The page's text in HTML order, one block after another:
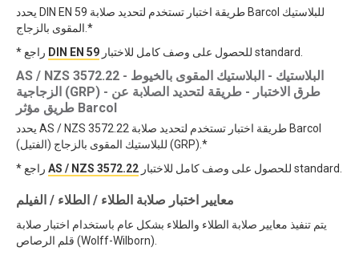
يحدد DIN EN 59 طريقة اختبار تستخدم لتحديد صلابة Barcol للبلاستيك
المقوى بالزجاج.*
DIN EN 59 للحصول على وصف كامل للاختبار standard.
AS / NZS 3572.22 - البلاستيك - البلاستيك المقوى بالخيوط
الزجاجية (GRP) - طرق الاختبار - طريقة لتحديد الصلابة عن
طريق مؤثر Barcol
يحدد AS / NZS 3572.22 طريقة اختبار تستخدم لتحديد صلابة Barcol
للبلاستيك المقوى بالزجاج (الفتيل) (GRP).*
AS / NZS 3572.22 للحصول على وصف كامل للاختبار standard.
معايير اختبار صلابة الطلاء / الطلاء / الفيلم
يتم تنفيذ معايير صلابة الطلاء والطلاء بشكل عام باستخدام اختبار صلابة
قلم الرصاص (Wolff-Wilborn).